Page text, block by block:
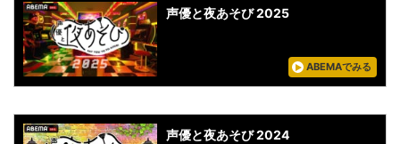
声優と夜あそび 2025
ABEMAでみる
声優と夜あそび 2024